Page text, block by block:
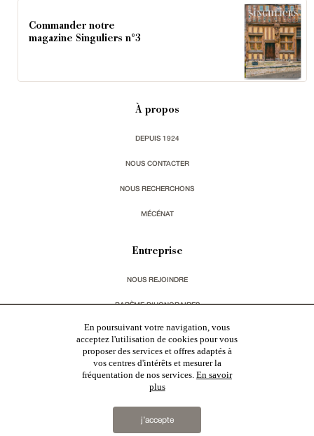
Commander notre
magazine Singuliers n°3
À propos
DEPUIS 1924
NOUS CONTACTER
NOUS RECHERCHONS
MÉCÉNAT
Entreprise
NOUS REJOINDRE
BARÈME D'HONORAIRES
CHARTE RGPD
MENTIONS LÉGALES & CGU
Vous souhaitez recevoir nos lettres d'information ?
En poursuivant votre navigation, vous
acceptez l'utilisation de cookies pour vous
proposer des services et offres adaptés à
vos centres d'intérêts et mesurer la
fréquentation de nos services. En savoir
plus
j’accepte